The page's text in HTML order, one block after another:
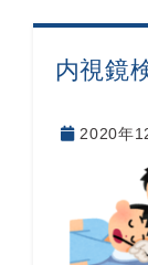
内視鏡
2020年